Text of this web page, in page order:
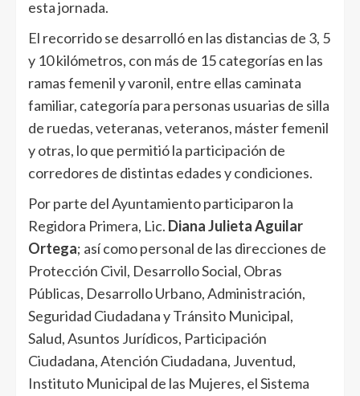
esta jornada.
El recorrido se desarrolló en las distancias de 3, 5
y 10 kilómetros, con más de 15 categorías en las
ramas femenil y varonil, entre ellas caminata
familiar, categoría para personas usuarias de silla
de ruedas, veteranas, veteranos, máster femenil
y otras, lo que permitió la participación de
corredores de distintas edades y condiciones.
Por parte del Ayuntamiento participaron la
Regidora Primera, Lic. Diana Julieta Aguilar
Ortega; así como personal de las direcciones de
Protección Civil, Desarrollo Social, Obras
Públicas, Desarrollo Urbano, Administración,
Seguridad Ciudadana y Tránsito Municipal,
Salud, Asuntos Jurídicos, Participación
Ciudadana, Atención Ciudadana, Juventud,
Instituto Municipal de las Mujeres, el Sistema